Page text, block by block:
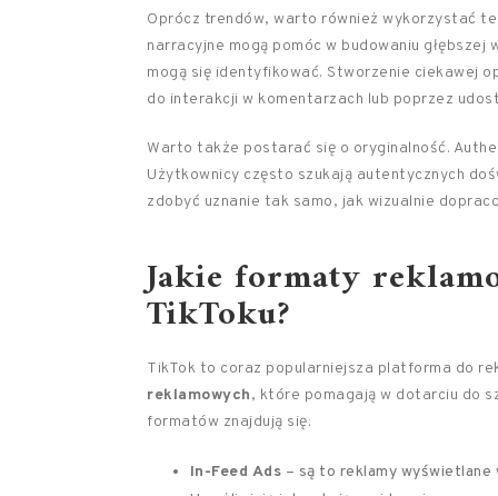
Oprócz trendów, warto również wykorzystać
narracyjne mogą pomóc w budowaniu
mogą się identyfikować. Stworzenie ciekawej
do interakcji w komentarzach lub poprzez
Warto także postarać się o oryginalność.
Użytkownicy często szukają autentycznych
zdobyć uznanie tak samo, jak wizualnie
Jakie formaty
TikToku?
TikTok to coraz popularniejsza platforma do
reklamowych, które pomagają w dotarciu do
formatów znajdują się:
In-Feed Ads – są to reklamy